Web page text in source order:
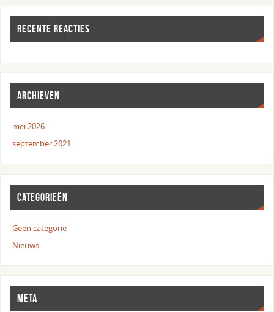
RECENTE REACTIES
ARCHIEVEN
mei 2026
september 2021
CATEGORIEËN
Geen categorie
Nieuws
META